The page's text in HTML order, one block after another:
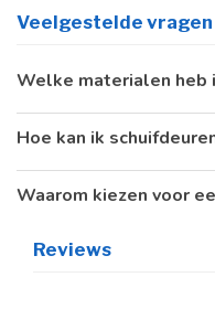
Veelgestelde vragen
Welke materialen heb
Hoe kan ik
Waarom kiezen voor
Reviews